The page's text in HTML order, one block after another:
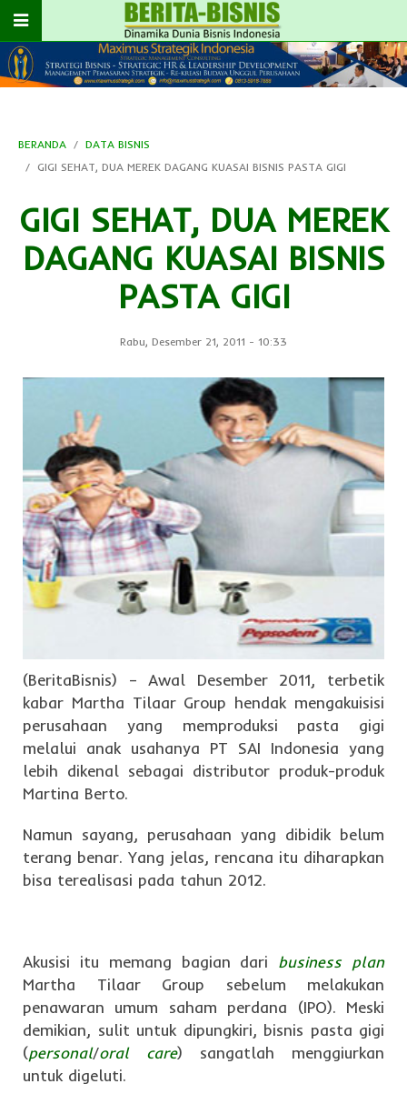
BERANDA
DATA BISNIS
GIGI SEHAT, DUA MEREK DAGANG KUASAI BISNIS PASTA GIGI
GIGI SEHAT, DUA MEREK
DAGANG KUASAI BISNIS
PASTA GIGI
Rabu, Desember 21, 2011 - 10:33
(BeritaBisnis) – Awal Desember 2011, terbetik
kabar Martha Tilaar Group hendak mengakuisisi
perusahaan yang memproduksi pasta gigi
melalui anak usahanya PT SAI Indonesia yang
lebih dikenal sebagai distributor produk-produk
Martina Berto.
Namun sayang, perusahaan yang dibidik belum
terang benar. Yang jelas, rencana itu diharapkan
bisa terealisasi pada tahun 2012.
Akusisi itu memang bagian dari business plan
Martha Tilaar Group sebelum melakukan
penawaran umum saham perdana (IPO). Meski
demikian, sulit untuk dipungkiri, bisnis pasta gigi
(personal/oral care) sangatlah menggiurkan
untuk digeluti.